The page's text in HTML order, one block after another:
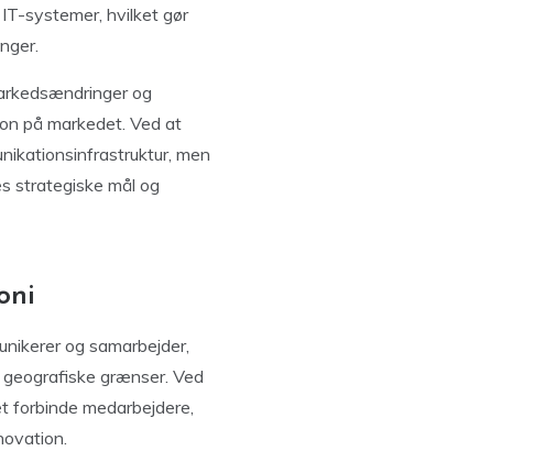
systemer, hvilket gør
og
på markedet. Ved at
men
strategiske mål og
og samarbejder,
grænser. Ved
forbinde medarbejdere,